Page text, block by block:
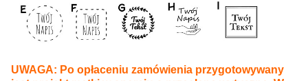
UWAGA: Po opłaceniu zamówienia przygotowywany